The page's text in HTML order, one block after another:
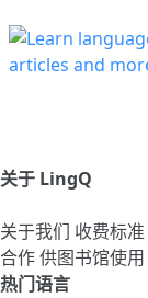
关于 LingQ
关于我们 收费标准
合作供图书馆使用
热门语言